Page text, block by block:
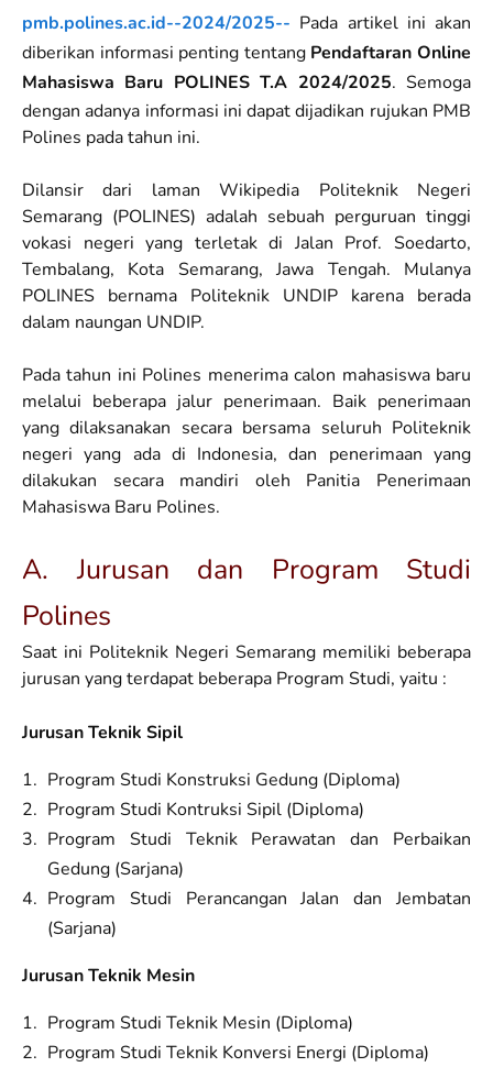
pmb.polines.ac.id--2024/2025-- Pada artikel ini akan
diberikan informasi penting tentang Pendaftaran Online
Mahasiswa Baru POLINES T.A 2024/2025. Semoga
dengan adanya informasi ini dapat dijadikan rujukan PMB
Polines pada tahun ini.
Dilansir dari laman Wikipedia Politeknik Negeri
Semarang (POLINES) adalah sebuah perguruan tinggi
vokasi negeri yang terletak di Jalan Prof. Soedarto,
Tembalang, Kota Semarang, Jawa Tengah. Mulanya
POLINES bernama Politeknik UNDIP karena berada
dalam naungan UNDIP.
Pada tahun ini Polines menerima calon mahasiswa baru
melalui beberapa jalur penerimaan. Baik penerimaan
yang dilaksanakan secara bersama seluruh Politeknik
negeri yang ada di Indonesia, dan penerimaan yang
dilakukan secara mandiri oleh Panitia Penerimaan
Mahasiswa Baru Polines.
A. Jurusan dan Program Studi
Polines
Saat ini Politeknik Negeri Semarang memiliki beberapa
jurusan yang terdapat beberapa Program Studi, yaitu :
Jurusan Teknik Sipil
Program Studi Konstruksi Gedung (Diploma)
Program Studi Kontruksi Sipil (Diploma)
Program Studi Teknik Perawatan dan Perbaikan
Gedung (Sarjana)
Program Studi Perancangan Jalan dan Jembatan
(Sarjana)
Jurusan Teknik Mesin
Program Studi Teknik Mesin (Diploma)
Program Studi Teknik Konversi Energi (Diploma)